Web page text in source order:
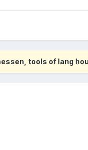
tools of lang